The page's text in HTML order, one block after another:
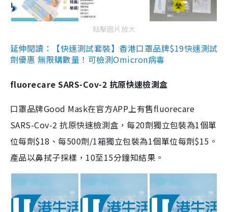
點擊圖片放大
延伸閱讀：【快速測試套裝】香港口罩品牌$19快速測試
劑優惠 無限購數量！可檢測Omicron病毒
fluorecare SARS-Cov-2 抗原快速檢測盒
口罩品牌Good Mask在官方APP上有售fluorecare
SARS-Cov-2 抗原快速檢測盒，每20劑獨立包裝為1個單
位每劑$18、每500劑/1箱獨立包裝為1個單位每劑$15。
產品以鼻拭子採樣，10至15分鐘知結果。